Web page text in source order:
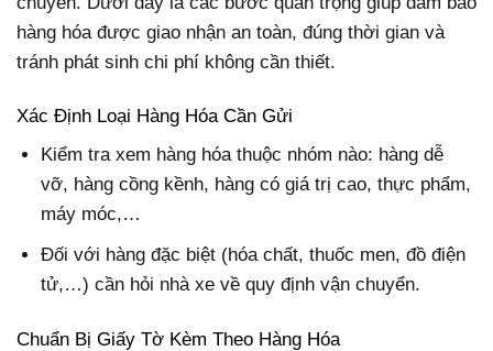
hàng hóa được giao nhận an toàn, đúng thời gian và
tránh phát sinh chi phí không cần thiết.
Xác Định Loại Hàng Hóa Cần Gửi
Kiểm tra xem hàng hóa thuộc nhóm nào: hàng dễ
vỡ, hàng cồng kềnh, hàng có giá trị cao, thực phẩm,
máy móc,…
Đối với hàng đặc biệt (hóa chất, thuốc men, đồ điện
tử,…) cần hỏi nhà xe về quy định vận chuyển.
Chuẩn Bị Giấy Tờ Kèm Theo Hàng Hóa